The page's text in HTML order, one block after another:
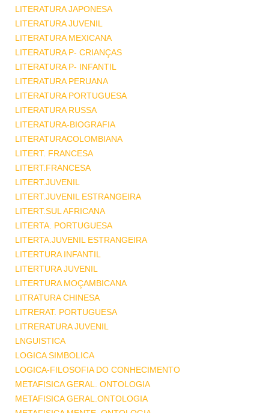
LITERATURA JAPONESA
LITERATURA JUVENIL
LITERATURA MEXICANA
LITERATURA P- CRIANÇAS
LITERATURA P- INFANTIL
LITERATURA PERUANA
LITERATURA PORTUGUESA
LITERATURA RUSSA
LITERATURA-BIOGRAFIA
LITERATURACOLOMBIANA
LITERT. FRANCESA
LITERT.FRANCESA
LITERT.JUVENIL
LITERT.JUVENIL ESTRANGEIRA
LITERT.SUL AFRICANA
LITERTA. PORTUGUESA
LITERTA.JUVENIL ESTRANGEIRA
LITERTURA INFANTIL
LITERTURA JUVENIL
LITERTURA MOÇAMBICANA
LITRATURA CHINESA
LITRERAT. PORTUGUESA
LITRERATURA JUVENIL
LNGUISTICA
LOGICA SIMBOLICA
LOGICA-FILOSOFIA DO CONHECIMENTO
METAFISICA GERAL. ONTOLOGIA
METAFISICA GERAL.ONTOLOGIA